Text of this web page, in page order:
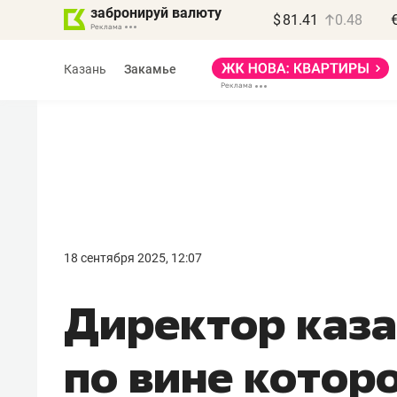
забронируй валюту $ 81.41 0.48
Казань Закамье
18 сентября 2025, 12:07
Директор
по вине
правил, бизнес может
потерять минимум